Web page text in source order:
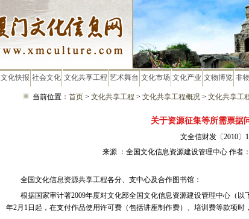
文化快报 社会文化 文化共享工程 艺术舞台 文化市场 文化产业 文物博览 非
当前位置： 首页> 文化共享工程 > 文化共享工程概况> 文化共享工
关于资源征集等所需票据
文全信财发〔2010〕
来源 ：全国文化信息资源建设管理中心 作者
全国文化信息资源共享工程各分、支中心及合作图书馆：
根据国家审计署2009年度对文化部全国文化信息资源建设管理中心（以
年2月 1日起，在支付作品使用许可费（包括讲座制作费）、培训费等款项时